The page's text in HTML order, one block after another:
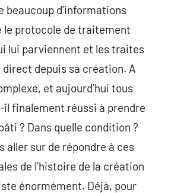
d’informations
le protocole de traitement
lui parviennent et les traites
depuis sa création. A
et aujourd’hui tous
il finalement réussi à prendre
? Dans quelle condition ?
sur de répondre à ces
de l’histoire de la création
énormément. Déjà, pour